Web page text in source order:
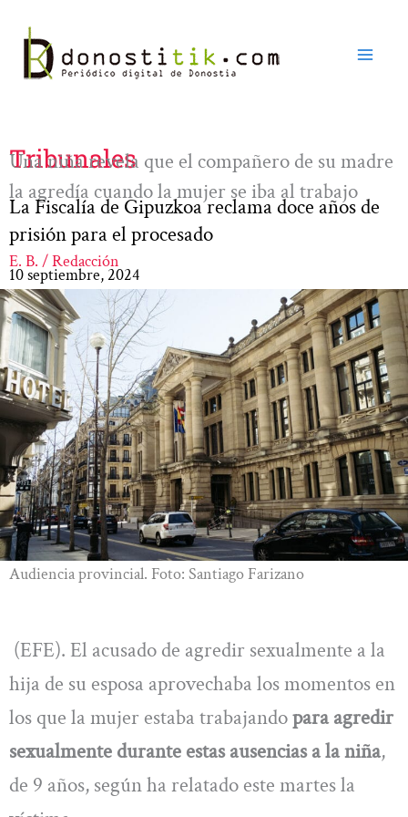
contenido
Tribunales
Una niña revela que el compañero de su madre
la agredía cuando la mujer se iba al trabajo
La Fiscalía de Gipuzkoa reclama doce años de
prisión para el procesado
E. B. / Redacción
10 septiembre, 2024
Audiencia provincial. Foto: Santiago Farizano
(EFE). El acusado de agredir sexualmente a la
hija de su esposa aprovechaba los momentos en
los que la mujer estaba trabajandopara agredir
sexualmente durante estas ausencias a la niña,
de 9 años, según ha relatado este martes la